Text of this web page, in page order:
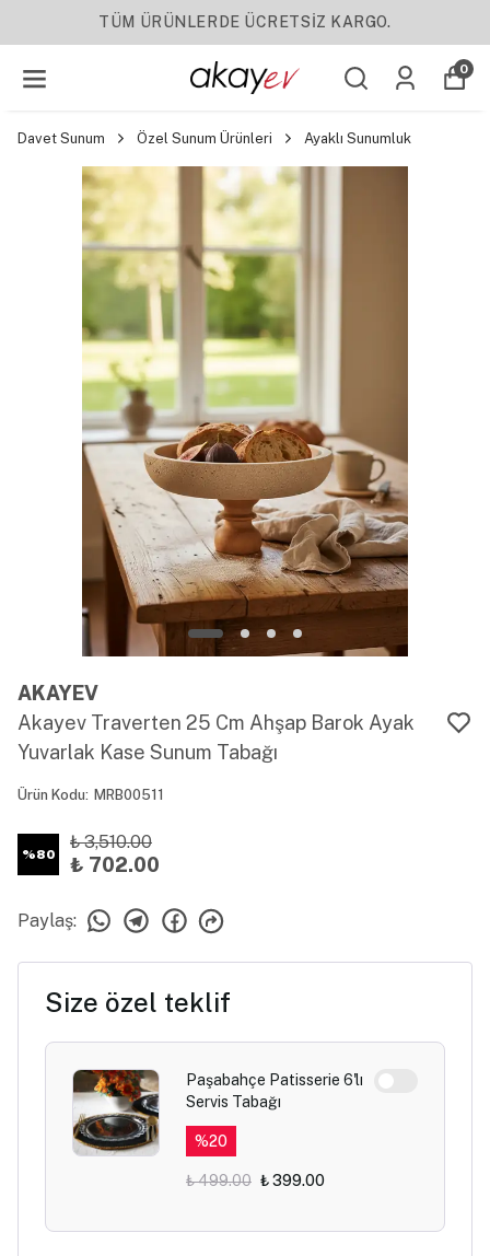
ÜCRETSİZ KARGO.
0
Davet Sunum Özel Sunum Ürünleri Ayaklı Sunumluk
AKAYEV
Akayev Traverten 25 Cm Ahşap Barok Ayak
Yuvarlak Kase Sunum Tabağı
Ürün Kodu: MRB00511
%80
₺ 3,510.00
₺ 702.00
Paylaş:
Size özel teklif
Paşabahçe Patisserie 6'lı
Servis Tabağı
%20
₺ 499.00 ₺ 399.00